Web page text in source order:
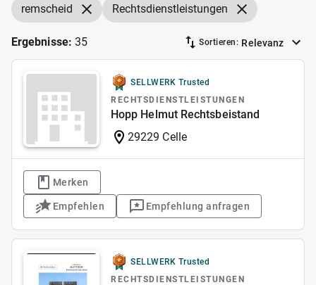
remscheid Rechtsdienstleistungen
Ergebnisse: 35 Sortieren: Relevanz
SELLWERK Trusted
RECHTSDIENSTLEISTUNGEN
Hopp Helmut Rechtsbeistand
29229 Celle
Merken
Empfehlen Empfehlung anfragen
SELLWERK Trusted
RECHTSDIENSTLEISTUNGEN